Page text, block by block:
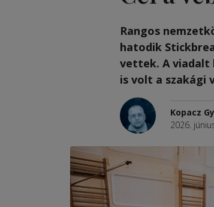
Rangos
hatodik
vettek. A viadalt
is volt a szakági
Kopacz
2026.